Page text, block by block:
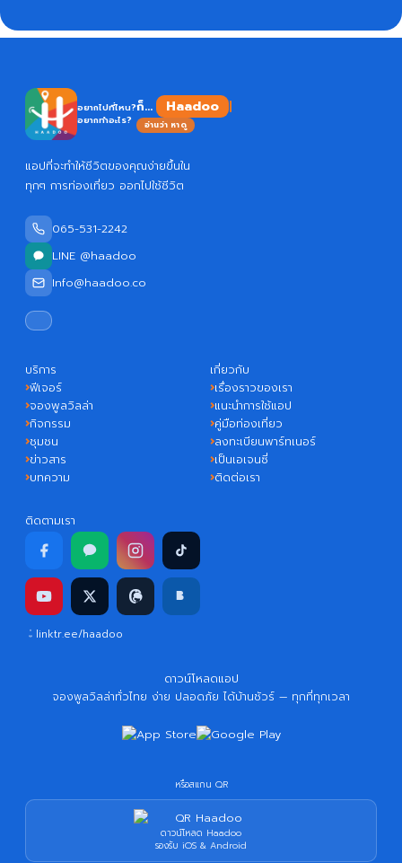
อยากไปที่ไหน?
อยากทำอะไร?
ก็... Haado
อ่านว่า หาดู
แอปที่จะทำให้ชีวิตของคุณง่ายขึ้นใน
ทุกๆ การท่องเที่ยว ออกไปใช้ชีวิต
065-531-2242
LINE @haadoo
Info@haadoo.co
บริการ
ฟีเจอร์
จองพูลวิลล่า
กิจกรรม
ชุมชน
ข่าวสาร
บทความ
เกี่ยวกับ
เรื่องราวของเรา
แนะนำการใช้แอป
คู่มือท่องเที่ยว
ลงทะเบียนพาร์ทเนอร์
เป็นเอเจนซี่
ติดต่อเรา
ติดตามเรา
linktr.ee/haadoo
ดาวน์โหลดแอป
จองพูลวิลล่าทั่วไทย ง่าย ปลอดภัย ได้บ้านชัวร์ — ทุกที่ทุกเวลา
หรือสแกน QR
ดาวน์โหลด Haadoo
รองรับ iOS & Android